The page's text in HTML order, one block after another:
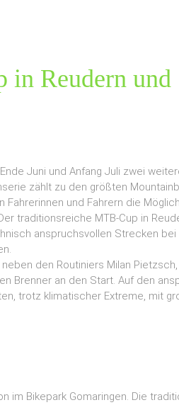
Reudern und
Juni und Anfang Juli zwei
zählt zu den größten
und Fahrern die
traditionsreiche MTB-Cup in
anspruchsvollen Strecken bei
den Routiniers Milan
Brenner an den Start. Auf den
trotz klimatischer Extreme, mit
im Bikepark Gomaringen. Die